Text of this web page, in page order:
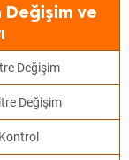
Değişim ve
Değişim
Değişim